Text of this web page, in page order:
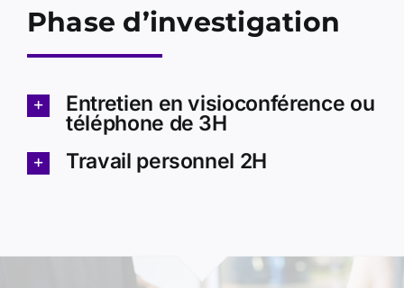
Phase d’investigation
Entretien en visioconférence ou
téléphone de 3H
Travail personnel 2H